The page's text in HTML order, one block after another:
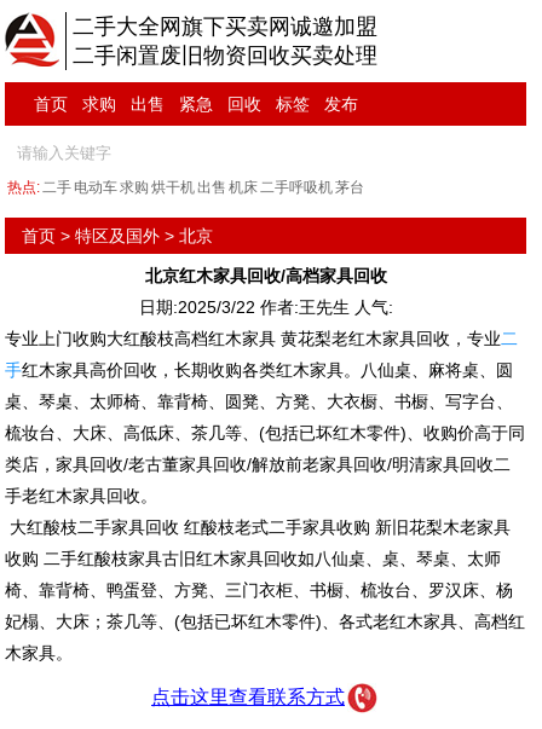
二手大全网旗下买卖网诚邀加盟
二手闲置废旧物资回收买卖处理
首页 求购 出售 紧急 回收 标签 发布
热点:二手 电动车求购 烘干机出售 机床二手呼吸机茅台
首页 >特区及国外 >北京
北京红木家具回收/高档家具回收
日期:2025/3/22 作者:王先生 人气:
专业上门收购大红酸枝高档红木家具 黄花梨老红木家具回收，专业二
手红木家具高价回收，长期收购各类红木家具。八仙桌、麻将桌、圆
桌、琴桌、太师椅、靠背椅、圆凳、方凳、大衣橱、书橱、写字台、
梳妆台、大床、高低床、茶几等、(包括已坏红木零件)、收购价高于同
类店，家具回收/老古董家具回收/解放前老家具回收/明清家具回收二
手老红木家具回收。
大红酸枝二手家具回收 红酸枝老式二手家具收购 新旧花梨木老家具
收购 二手红酸枝家具古旧红木家具回收如八仙桌、桌、琴桌、太师
椅、靠背椅、鸭蛋登、方凳、三门衣柜、书橱、梳妆台、罗汉床、杨
妃榻、大床；茶几等、(包括已坏红木零件)、各式老红木家具、高档红
木家具。
点击这里查看联系方式